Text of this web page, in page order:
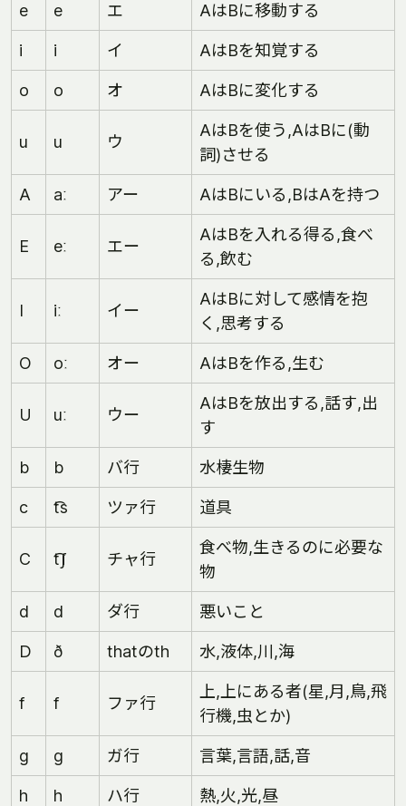
e e エ AはBに移動する
i i イ AはBを知覚する
o o オ AはBに変化する
u u ウ
AはBを使う,AはBに(動
詞)させる
A aː アー AはBにいる,BはAを持つ
E eː エー
AはBを入れる得る,食べ
る,飲む
I iː イー
AはBに対して感情を抱
く,思考する
O oː オー AはBを作る,生む
U uː ウー
AはBを放出する,話す,出
す
b b バ行 水棲生物
c t͡s ツァ行 道具
C t͡ʃ チャ行
食べ物,生きるのに必要な
物
d d ダ行 悪いこと
D ð thatのth 水,液体,川,海
f f ファ行
上,上にある者(星,月,鳥,飛
行機,虫とか)
g g ガ行 言葉,言語,話,音
h h ハ行 熱,火,光,昼